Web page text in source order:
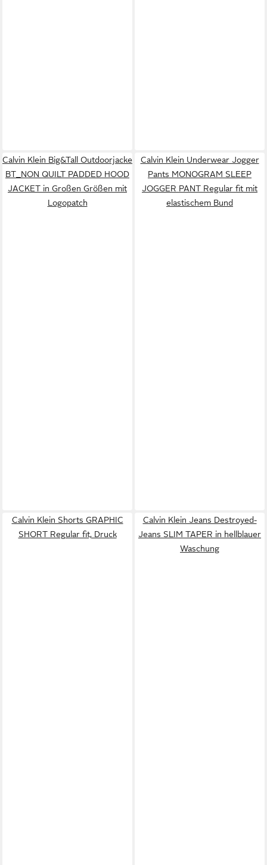
Calvin Klein Big&Tall Outdoorjacke
BT_NON QUILT PADDED HOOD
JACKET in Großen Größen mit
Logopatch
Calvin Klein Underwear Jogger
Pants MONOGRAM SLEEP
JOGGER PANT Regular fit mit
elastischem Bund
Calvin Klein Shorts GRAPHIC
SHORT Regular fit, Druck
Calvin Klein Jeans Destroyed-
Jeans SLIM TAPER in hellblauer
Waschung